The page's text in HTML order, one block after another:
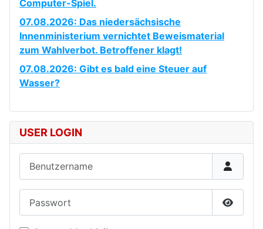
Computer-Spiel.
07.08.2026: Das niedersächsische
Innenministerium vernichtet Beweismaterial
zum Wahlverbot. Betroffener klagt!
07.08.2026: Gibt es bald eine Steuer auf
Wasser?
USER LOGIN